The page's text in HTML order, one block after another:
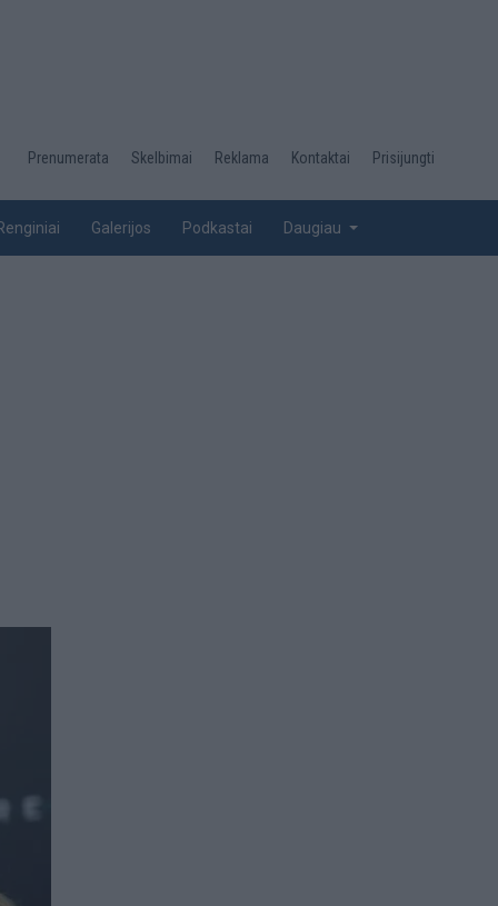
Desktop
top
Prenumerata Skelbimai Reklama Kontaktai Prisijungti
Galerijos Podkastai Daugiau